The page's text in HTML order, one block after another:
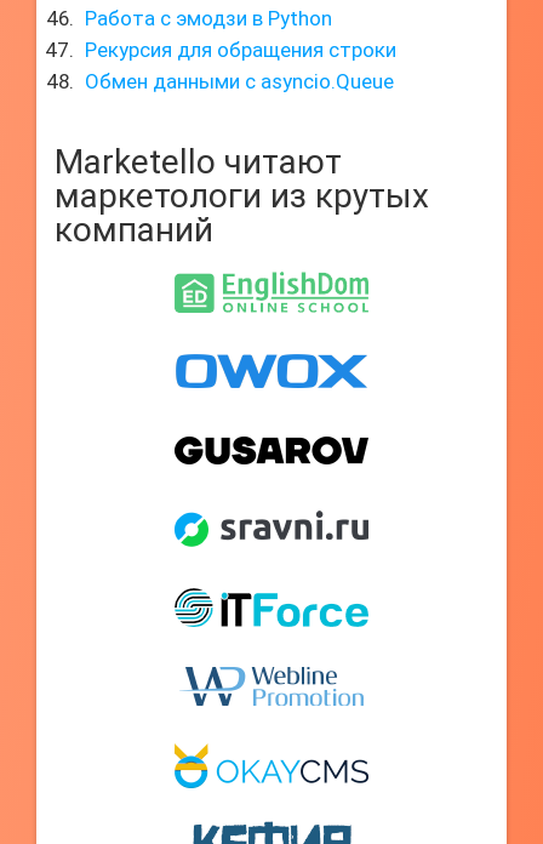
Работа с эмодзи в Python
Рекурсия для обращения строки
Обмен данными с asyncio.Queue
Marketello читают
маркетологи из крутых
компаний